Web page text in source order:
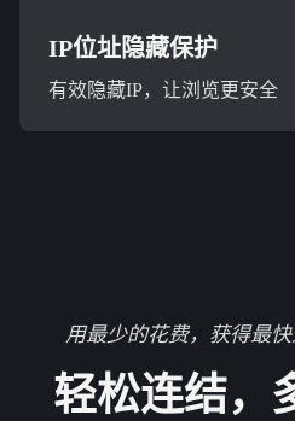
IP位址隐藏保护
有效隐藏IP，让浏览更安全
用最少的花费，获得最
轻松连结，